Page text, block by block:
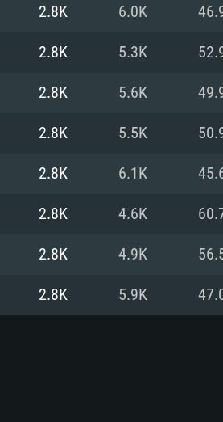
Resolução
(Intel Xeon
Metal.
drivers mais
/ equivalentes
mínima
2.8K 6.0K
2.8K 5.3K
2.8K 5.6K
2.8K 5.5K
2.8K 6.1K
2.8K 4.6K
2.8K 4.9K
2.8K 5.9K